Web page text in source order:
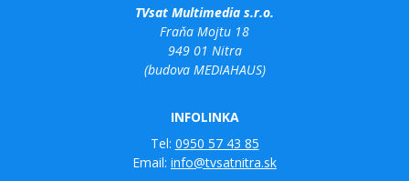
TVsat Multimedia s.r.o.
Fraňa Mojtu 18
949 01 Nitra
(budova MEDIAHAUS)
INFOLINKA
Tel: 0950 57 43 85
Email: info@tvsatnitra.sk